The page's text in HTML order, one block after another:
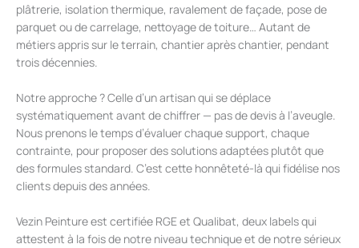
plâtrerie, isolation thermique, ravalement de façade, pose de
parquet ou de carrelage, nettoyage de toiture… Autant de
métiers appris sur le terrain, chantier après chantier, pendant
trois décennies.
Notre approche ? Celle d’un artisan qui se déplace
systématiquement avant de chiffrer — pas de devis à l’aveugle.
Nous prenons le temps d’évaluer chaque support, chaque
contrainte, pour proposer des solutions adaptées plutôt que
des formules standard. C’est cette honnêteté-là qui fidélise nos
clients depuis des années.
Vezin Peinture est certifiée RGE et Qualibat, deux labels qui
attestent à la fois de notre niveau technique et de notre sérieux